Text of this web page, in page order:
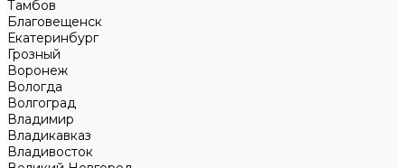
Тамбов
Благовещенск
Екатеринбург
Грозный
Воронеж
Вологда
Волгоград
Владимир
Владикавказ
Владивосток